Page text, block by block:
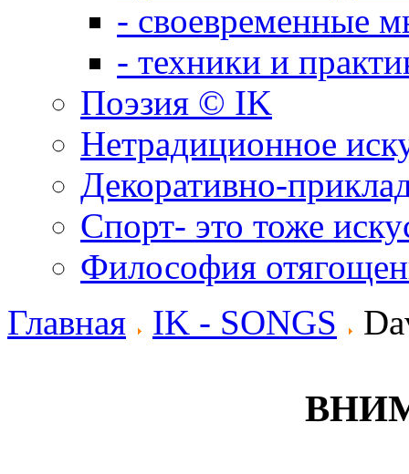
- своевременные
- техники и
Поэзия © IK
Нетрадиционное
Декоративно-
Спорт- это тоже
Философия
Главная
IK - SONGS